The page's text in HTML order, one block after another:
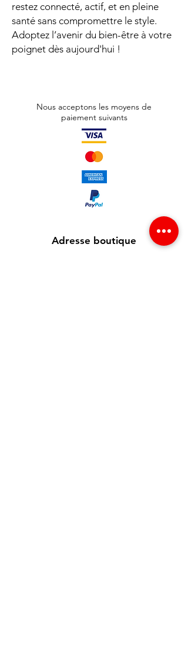
restez connecté, actif, et en pleine
santé sans compromettre le style.
Adoptez l’avenir du bien-être à votre
poignet dès aujourd'hui !
Nous acceptons les moyens de
paiement suivants
Adresse boutique